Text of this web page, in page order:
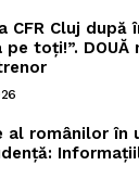
CFR Cluj după
toți!”. DOUĂ
al românilor în